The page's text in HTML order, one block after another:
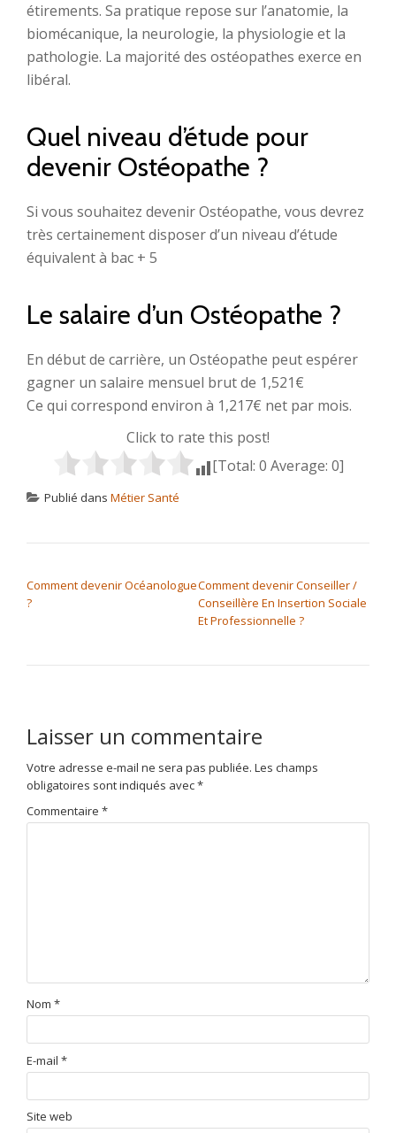
étirements. Sa pratique repose sur l’anatomie, la
biomécanique, la neurologie, la physiologie et la
pathologie. La majorité des ostéopathes exerce en
libéral.
Quel niveau d’étude pour
devenir Ostéopathe ?
Si vous souhaitez devenir Ostéopathe, vous devrez
très certainement disposer d’un niveau d’étude
équivalent à bac + 5
Le salaire d’un Ostéopathe ?
En début de carrière, un Ostéopathe peut espérer
gagner un salaire mensuel brut de 1,521€
Ce qui correspond environ à 1,217€ net par mois.
Click to rate this post!
[Total: 0 Average: 0]
Publié dans Métier Santé
Comment devenir Océanologue
?
Comment devenir Conseiller /
Conseillère En Insertion Sociale
Et Professionnelle ?
Laisser un commentaire
Votre adresse e-mail ne sera pas publiée. Les champs
obligatoires sont indiqués avec*
Commentaire *
Nom *
E-mail *
Site web